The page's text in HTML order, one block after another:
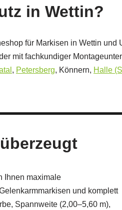
in Wettin?
für Markisen in Wettin
mit fachkundiger
, Petersberg, Könnern, Halle
Ihnen maximale
und komplett
Spannweite (2,00–5,60 m),